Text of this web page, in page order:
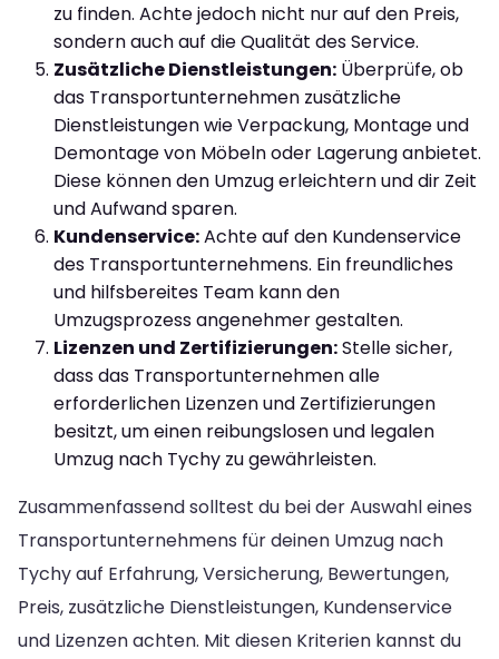
zu finden. Achte jedoch nicht nur auf den Preis,
sondern auch auf die Qualität des Service.
Zusätzliche Dienstleistungen: Überprüfe, ob
das Transportunternehmen zusätzliche
Dienstleistungen wie Verpackung, Montage und
Demontage von Möbeln oder Lagerung anbietet.
Diese können den Umzug erleichtern und dir Zeit
und Aufwand sparen.
Kundenservice:Achte auf den Kundenservice
des Transportunternehmens. Ein freundliches
und hilfsbereites Team kann den
Umzugsprozess angenehmer gestalten.
Lizenzen und Zertifizierungen:Stelle sicher,
dass das Transportunternehmen alle
erforderlichen Lizenzen und Zertifizierungen
besitzt, um einen reibungslosen und legalen
Umzug nach Tychy zu gewährleisten.
Zusammenfassend solltest du bei der Auswahl eines
Transportunternehmens für deinen Umzug nach
Tychy auf Erfahrung, Versicherung, Bewertungen,
Preis, zusätzliche Dienstleistungen, Kundenservice
und Lizenzen achten. Mit diesen Kriterien kannst du